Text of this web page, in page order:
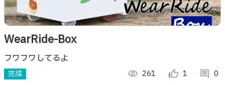
WearRide-Box
フワフワしてるよ
完成 visibility 261 thumb_up_alt 1 comment 0